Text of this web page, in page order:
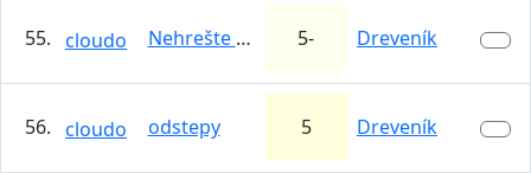
55. cloudo Nehrešte prosím 5- Dreveník
56. cloudo odstepy 5 Dreveník